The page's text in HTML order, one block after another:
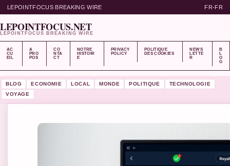
LEPOINTFOCUS BREAKING WIRE FR-FR
LEPOINTFOCUS.NET
LEPOINTFOCUS BREAKING WIRE
AC
CU
EIL
A
PRO
POS
CO
NTA
CT
NOTRE
HISTOIR
E
PRIVACY
POLICY
POLITIQUE
DES COOKIES
NEWS
LETTE
R
B
L
O
G
BLOG ECONOMIE LOCAL MONDE POLITIQUE
TECHNOLOGIE
VOYAGE